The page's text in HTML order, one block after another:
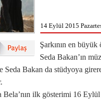
14 Eylül 2015
Şarkının en
Seda Bakan’ın
Bakan da stüdyoya
Bela’nın ilk gösterimi 16